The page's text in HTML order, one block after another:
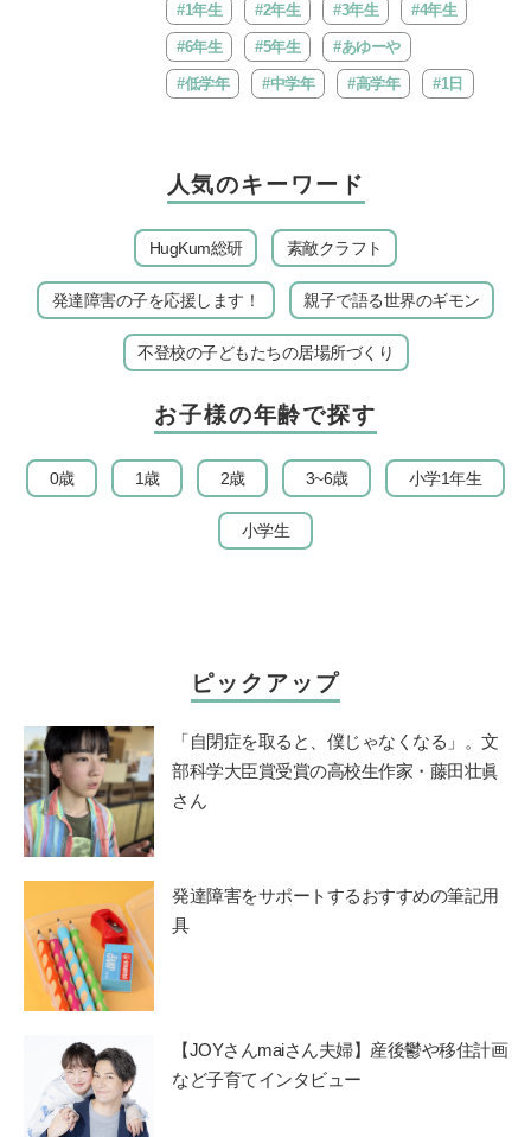
バ!!…
#1年生 #2年生 #3年生 #4年生
#6年生 #5年生 #あゆーや
#低学年 #中学年 #高学年 #1日
人気のキーワード
HugKum総研 素敵クラフト
発達障害の子を応援します！ 親子で語る世界のギモン
不登校の子どもたちの居場所づくり
お子様の年齢で探す
0歳 1歳 2歳 3~6歳 小学1年生
小学生
ピックアップ
「自閉症を取ると、僕じゃなくなる」。文
部科学大臣賞受賞の高校生作家・藤田壮眞
さん
発達障害をサポートするおすすめの筆記用
具
【JOYさんmaiさん夫婦】産後鬱や移住計画
など子育てインタビュー